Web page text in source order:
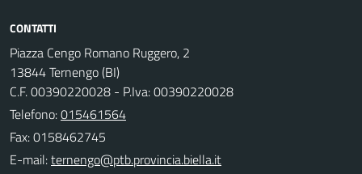
CONTATTI
Piazza Cengo Romano Ruggero, 2
13844 Ternengo (BI)
C.F. 00390220028 - P.Iva: 00390220028
Telefono:015461564
Fax: 0158462745
E-mail: